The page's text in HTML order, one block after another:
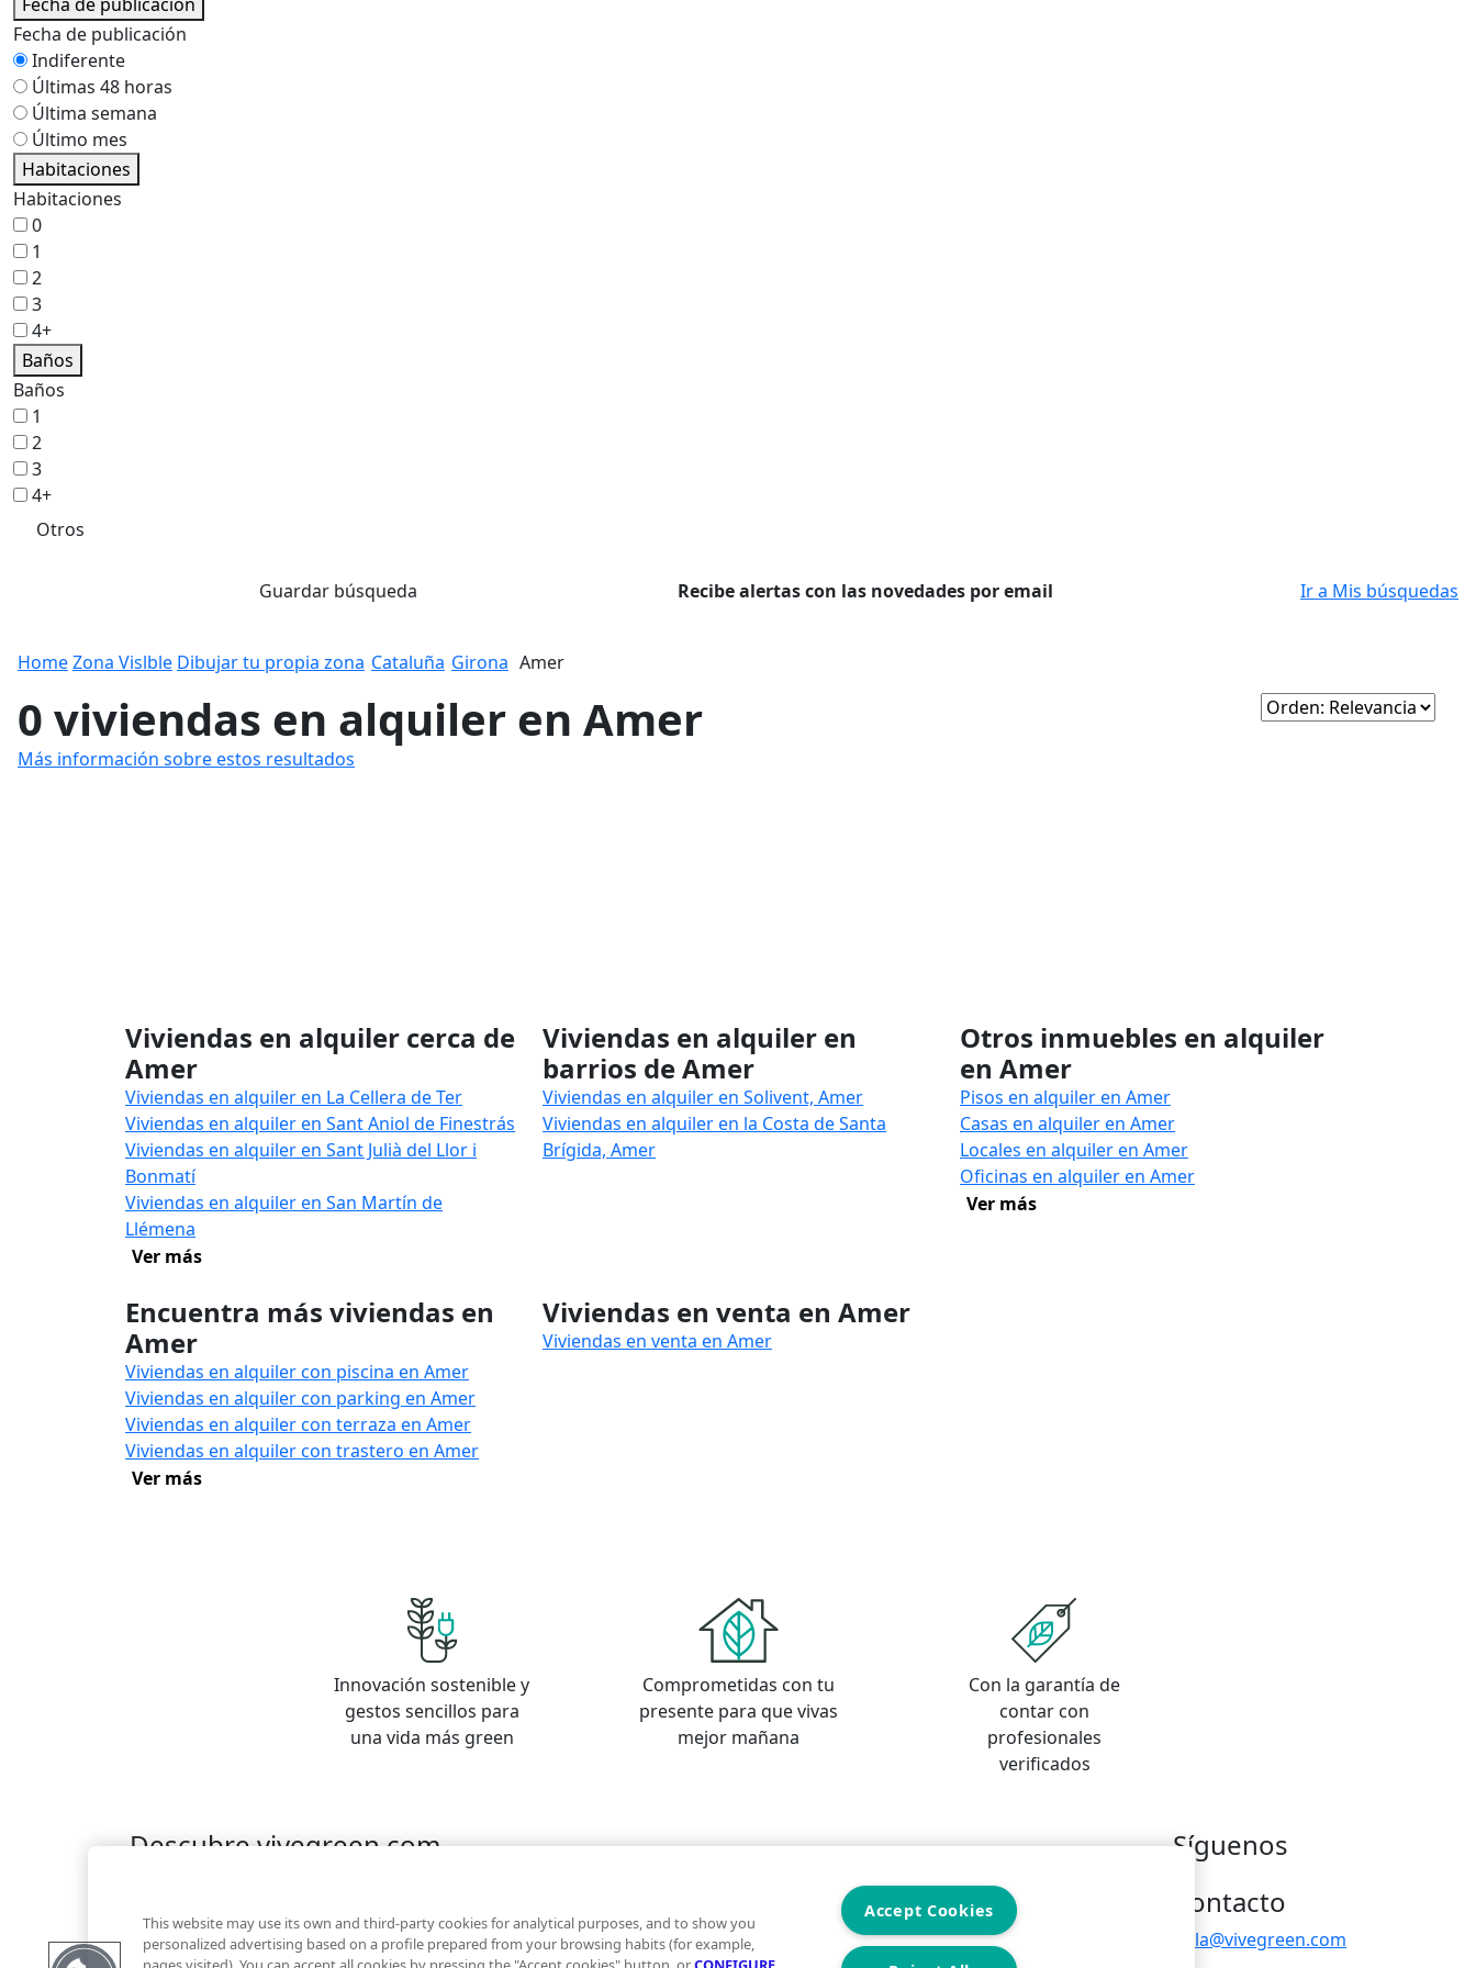
Fecha de publicación
Indiferente
Últimas 48 horas
Última semana
Último mes
Habitaciones
Habitaciones
0
1
2
3
4+
Baños
Baños
1
2
3
4+
Otros
Guardar búsqueda Recibe alertas con las novedades por email Ir a Mis búsquedas
HomeZona Vislble Dibujar tu propia zona Cataluña Girona Amer
0 viviendas en alquiler en Amer
Más información sobre estos resultados
Viviendas en alquiler cerca de
Amer
Viviendas en alquiler en La Cellera de Ter
Viviendas en alquiler en Sant Aniol de Finestrás
Viviendas en alquiler en Sant Julià del Llor i
Bonmatí
Viviendas en alquiler en San Martín de
Llémena
Ver más
Viviendas en alquiler en
barrios de Amer
Viviendas en alquiler en Solivent, Amer
Viviendas en alquiler en la Costa de Santa
Brígida, Amer
Otros inmuebles en alquiler
en Amer
Pisos en alquiler en Amer
Casas en alquiler en Amer
Locales en alquiler en Amer
Oficinas en alquiler en Amer
Ver más
Encuentra más viviendas en
Amer
Viviendas en alquiler con piscina en Amer
Viviendas en alquiler con parking en Amer
Viviendas en alquiler con terraza en Amer
Viviendas en alquiler con trastero en Amer
Ver más
Viviendas en venta en Amer
Viviendas en venta en Amer
Innovación sostenible y
gestos sencillos para
una vida más green
Comprometidas con tu
presente para que vivas
mejor mañana
Con la garantía de
contar con
profesionales
verificados
Descubre vivegreen.com
Financiación
Síguenos
Contacto
hola@vivegreen.com
This website may use its own and third-party cookies for analytical purposes, and to show you
personalized advertising based on a profile prepared from your browsing habits (for example,
Accept Cookies